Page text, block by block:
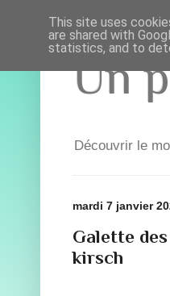
Un
Découvrir le
mardi 7 janvier
Galette
kirsch
This site uses
are shared with
statistics, and to